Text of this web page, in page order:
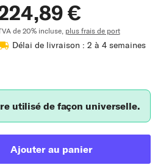
€
de 20% incluse, plus frais de port
Délai de livraison : 2 à 4 semaines
utilisé de façon universelle.
Ajouter au panier